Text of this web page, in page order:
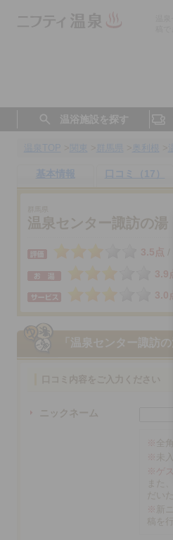
温浴施設を探す
基本情報 口コミ（17）
温泉センター諏訪の湯
3.5点 /
3.9
3.0
「温泉センター諏訪の
ニックネーム
※ 全
※
※ゲ
また
だい
※ 新
稿を